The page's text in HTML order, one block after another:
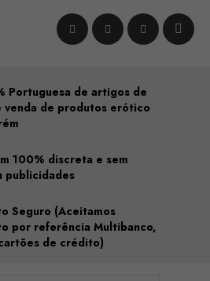
Portuguesa de artigos de
venda de produtos erótico
100% discreta e sem
publicidades
Seguro (Aceitamos
por referência Multibanco,
de crédito)